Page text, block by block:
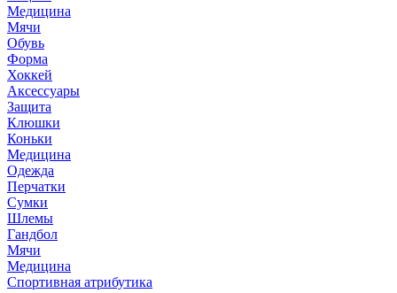
Медицина
Мячи
Обувь
Форма
Хоккей
Аксессуары
Защита
Клюшки
Коньки
Медицина
Одежда
Перчатки
Сумки
Шлемы
Гандбол
Мячи
Медицина
Спортивная атрибутика